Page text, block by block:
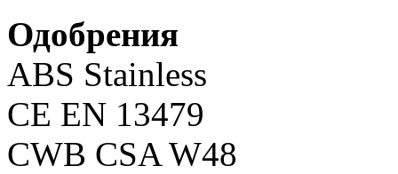
Одобрения
ABS Stainless
CE EN 13479
CWB CSA W48